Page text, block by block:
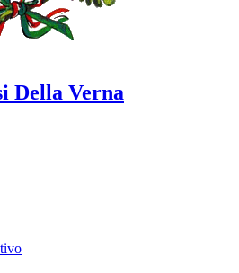
Della Verna